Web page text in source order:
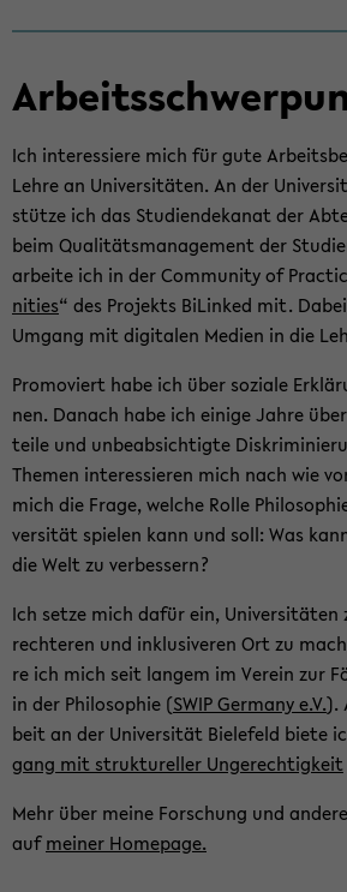
Ich in­ter­es­sie­re mich für gute
Lehre an Uni­ver­si­tä­ten. An der
stüt­ze ich das Stu­di­en­de­ka­nat der
beim Qua­li­täts­ma­nage­ment der
ar­bei­te ich in der Com­mu­ni­ty of
nities“ des Pro­jekts Bi­Lin­ked mit.
Um­gang mit di­gi­ta­len Me­di­en in die
Pro­mo­viert habe ich über so­zia­le
nen. Da­nach habe ich ei­ni­ge Jahre
tei­le und un­be­ab­sich­tig­te
The­men in­ter­es­sie­ren mich nach wie
mich die Frage, wel­che Rolle
ver­si­tät spie­len kann und soll: Was
die Welt zu ver­bes­sern?
Ich setze mich dafür ein, Uni­ver­si­tä­ten
rech­te­ren und in­klu­si­ve­ren Ort zu
re ich mich seit lan­gem im Ver­ein zur
in der Phi­lo­so­phie (SWIP Ger­ma­ny e.V.).
beit an der Uni­ver­si­tät Bie­le­feld biete
gang mit struk­tu­rel­ler Un­ge­rech­tig­keit
Mehr über meine For­schung und
aufmei­ner Home­page.